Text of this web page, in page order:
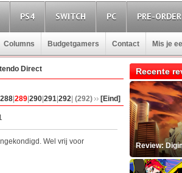
PS4 SWITCH PC PRE-
Columns Budgetgamers Contact Mis je
Direct
288 289 290 291 292 (292) [Eind]
Wel vrij voor
Recente
Review: